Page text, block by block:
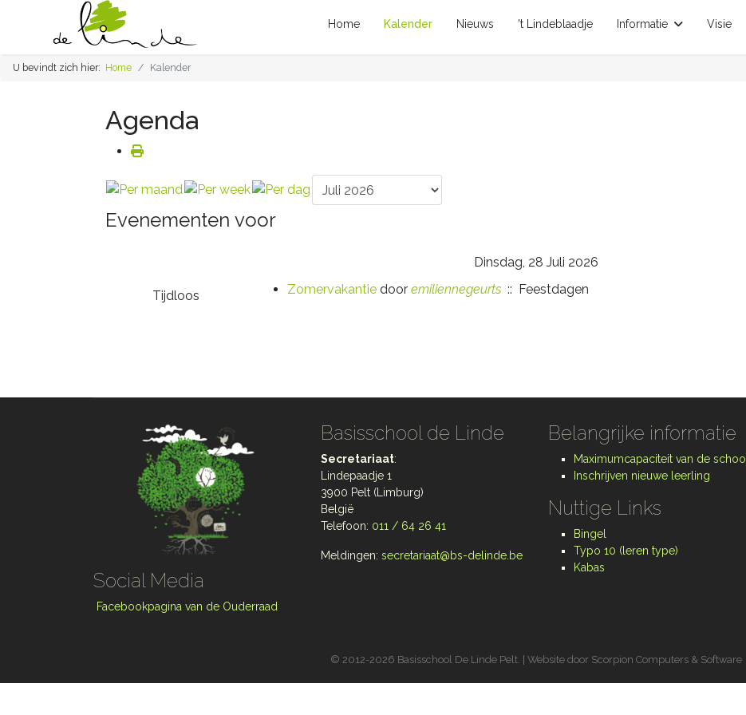
Home Kalender Nieuws 't Lindeblaadje Informatie Visie
U bevindt zich hier: Home Kalender
Agenda
Evenementen voor
Dinsdag, 28 Juli 2026
Tijdloos Zomervakantie door emiliennegeurts :: Feestdagen
Social Media
Facebookpagina van de Ouderraad
Basisschool de Linde
Secretariaat:
Lindepaadje 1
3900 Pelt (Limburg)
België
Telefoon: 011 / 64 26 41
Meldingen: secretariaat@bs-delinde.be
Belangrijke informatie
Maximumcapaciteit van de school
Inschrijven nieuwe leerling
Nuttige Links
Bingel
Typo 10 (leren type)
Kabas
© 2012-2026 Basisschool De Linde Pelt. | Website door Scorpion Computers & Software